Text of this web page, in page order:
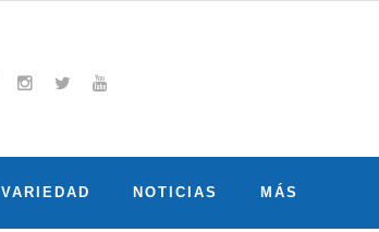
VARIEDAD NOTICIAS MÁS